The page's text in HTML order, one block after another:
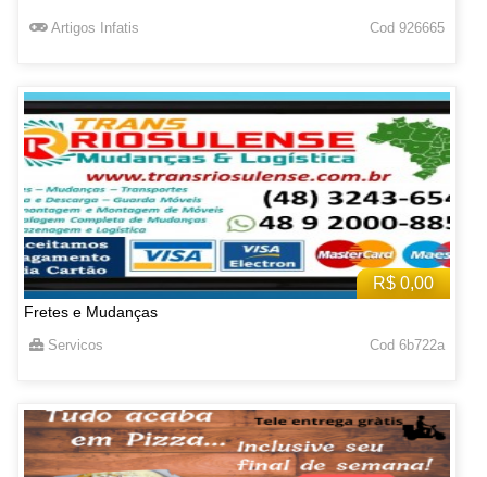
Artigos Infatis Cod 926665
R$ 0,00
Fretes e Mudanças
Servicos Cod 6b722a